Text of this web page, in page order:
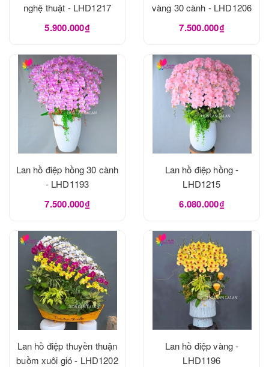
nghệ thuật - LHD1217
5.900.000₫
vàng 30 cành - LHD1206
7.500.000₫
Lan hồ điệp hồng 30 cành
- LHD1193
7.500.000₫
Lan hồ điệp hồng -
LHD1215
6.080.000₫
Lan hồ điệp thuyền thuận
buồm xuôi gió - LHD1202
Lan hồ điệp vàng -
LHD1196